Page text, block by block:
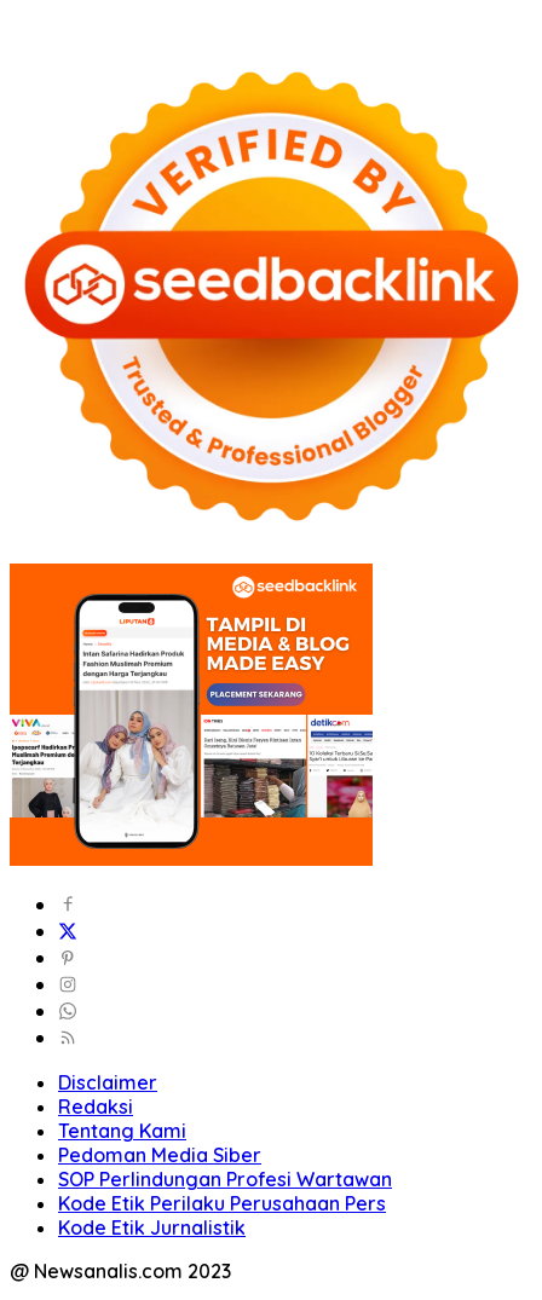
Disclaimer
Redaksi
Tentang Kami
Pedoman Media Siber
SOP Perlindungan Profesi Wartawan
Kode Etik Perilaku Perusahaan Pers
Kode Etik Jurnalistik
@ Newsanalis.com 2023